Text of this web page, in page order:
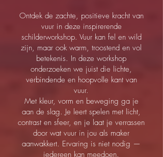
Ontdek de zachte, positieve kracht van
vuur in deze inspirerende
schilderworkshop. Vuur kan fel en wild
zijn, maar ook warm, troostend en vol
betekenis. In deze workshop
onderzoeken we juist die lichte,
verbindende en hoopvolle kant van
vuur.
Met kleur, vorm en beweging ga je
aan de slag. Je leert spelen met licht,
contrast en sfeer, en je laat je verrassen
door wat vuur in jou als maker
aanwakkert. Ervaring is niet nodig —
iedereen kan meedoen.